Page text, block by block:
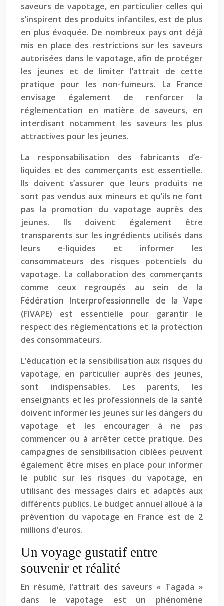
saveurs de vapotage, en particulier celles qui
s’inspirent des produits infantiles, est de plus
en plus évoquée. De nombreux pays ont déjà
mis en place des restrictions sur les saveurs
autorisées dans le vapotage, afin de protéger
les jeunes et de limiter l’attrait de cette
pratique pour les non-fumeurs. La France
envisage également de renforcer la
réglementation en matière de saveurs, en
interdisant notamment les saveurs les plus
attractives pour les jeunes.
La responsabilisation des fabricants d’e-
liquides et des commerçants est essentielle.
Ils doivent s’assurer que leurs produits ne
sont pas vendus aux mineurs et qu’ils ne font
pas la promotion du vapotage auprès des
jeunes. Ils doivent également être
transparents sur les ingrédients utilisés dans
leurs e-liquides et informer les
consommateurs des risques potentiels du
vapotage. La collaboration des commerçants
comme ceux regroupés au sein de la
Fédération Interprofessionnelle de la Vape
(FIVAPE) est essentielle pour garantir le
respect des réglementations et la protection
des consommateurs.
L’éducation et la sensibilisation aux risques du
vapotage, en particulier auprès des jeunes,
sont indispensables. Les parents, les
enseignants et les professionnels de la santé
doivent informer les jeunes sur les dangers du
vapotage et les encourager à ne pas
commencer ou à arrêter cette pratique. Des
campagnes de sensibilisation ciblées peuvent
également être mises en place pour informer
le public sur les risques du vapotage, en
utilisant des messages clairs et adaptés aux
différents publics. Le budget annuel alloué à la
prévention du vapotage en France est de 2
millions d’euros.
Un voyage gustatif entre
souvenir et réalité
En résumé, l’attrait des saveurs « Tagada »
dans le vapotage est un phénomène